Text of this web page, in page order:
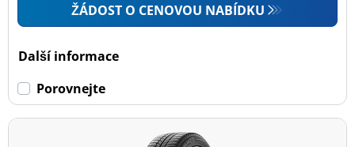
ŽÁDOST O CENOVOU NABÍDKU
Další informace
Porovnejte